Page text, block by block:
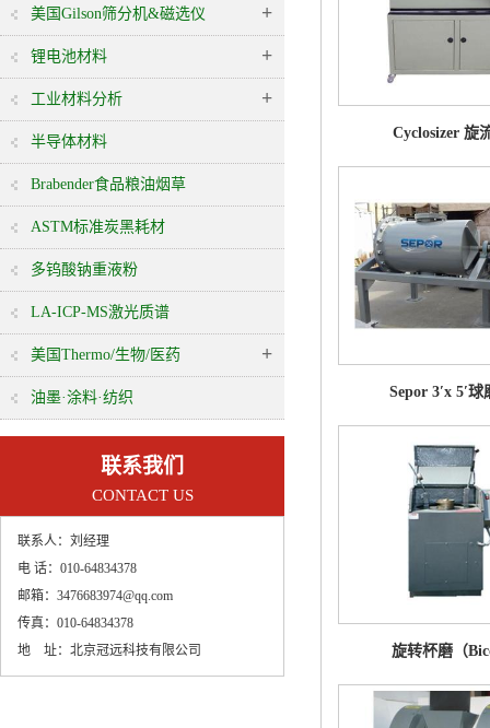
美国Gilson筛分机&磁选仪 +
锂电池材料 +
工业材料分析 +
半导体材料
Brabender食品粮油烟草
ASTM标准炭黑耗材
多钨酸钠重液粉
LA-ICP-MS激光质谱
美国Thermo/生物/医药 +
油墨·涂料·纺织
联系我们
CONTACT US
联系人： 刘经理
电 话： 010-64834378
邮箱： 3476683974@qq.com
传真： 010-64834378
地 址： 北京冠远科技有限公司
Cyclosizer 旋
Sepor 3′x 5′球
旋转杯磨（